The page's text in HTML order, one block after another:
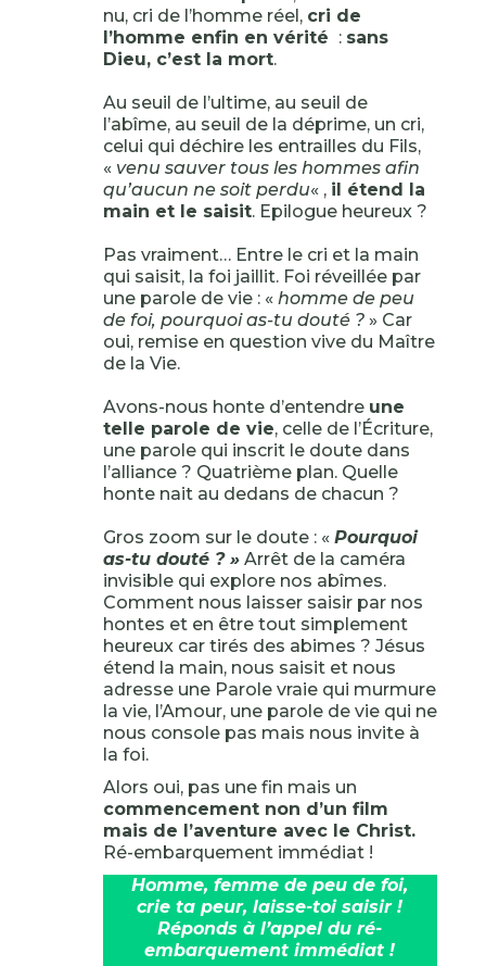
nu, cri de l’homme réel, cri de
l’homme enfin en vérité : sans
Dieu, c’est la mort.
Au seuil de l’ultime, au seuil de
l’abîme, au seuil de la déprime, un cri,
celui qui déchire les entrailles du Fils,
« venu sauver tous les hommes afin
qu’aucun ne soit perdu« , il étend la
main et le saisit. Epilogue heureux ?
Pas vraiment… Entre le cri et la main
qui saisit, la foi jaillit. Foi réveillée par
une parole de vie : « homme de peu
de foi, pourquoi as-tu douté ?» Car
oui, remise en question vive du Maître
de la Vie.
Avons-nous honte d’entendre une
telle parole de vie, celle de l’Écriture,
une parole qui inscrit le doute dans
l’alliance ? Quatrième plan. Quelle
honte nait au dedans de chacun ?
Gros zoom sur le doute : « Pourquoi
as-tu douté ? » Arrêt de la caméra
invisible qui explore nos abîmes.
Comment nous laisser saisir par nos
hontes et en être tout simplement
heureux car tirés des abimes ? Jésus
étend la main, nous saisit et nous
adresse une Parole vraie qui murmure
la vie, l’Amour, une parole de vie qui ne
nous console pas mais nous invite à
la foi.
Alors oui, pas une fin mais un
commencement non d’un film
mais de l’aventure avec le Christ.
Ré-embarquement immédiat !
Homme, femme de peu de foi,
crie ta peur, laisse-toi saisir !
Réponds à l’appel du ré-
embarquement immédiat !